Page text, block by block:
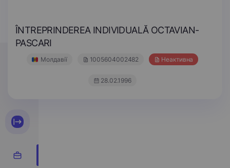
ÎNTREPRINDEREA INDIVIDUALĂ OCTAVIAN-
PASCARI
Молдавії 1005604002482 Неактивна
28.02.1996